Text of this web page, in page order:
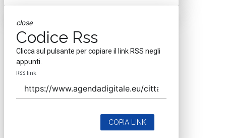
close
Codice Rss
Clicca sul pulsante per copiare il link RSS negli
appunti.
RSS link
COPIA LINK